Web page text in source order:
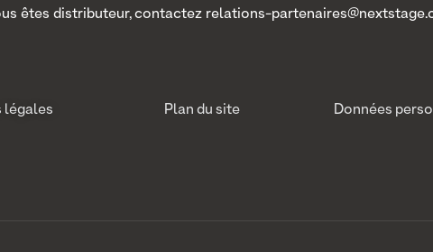
êtes distributeur, contactez relations-
légales Plan du site Données